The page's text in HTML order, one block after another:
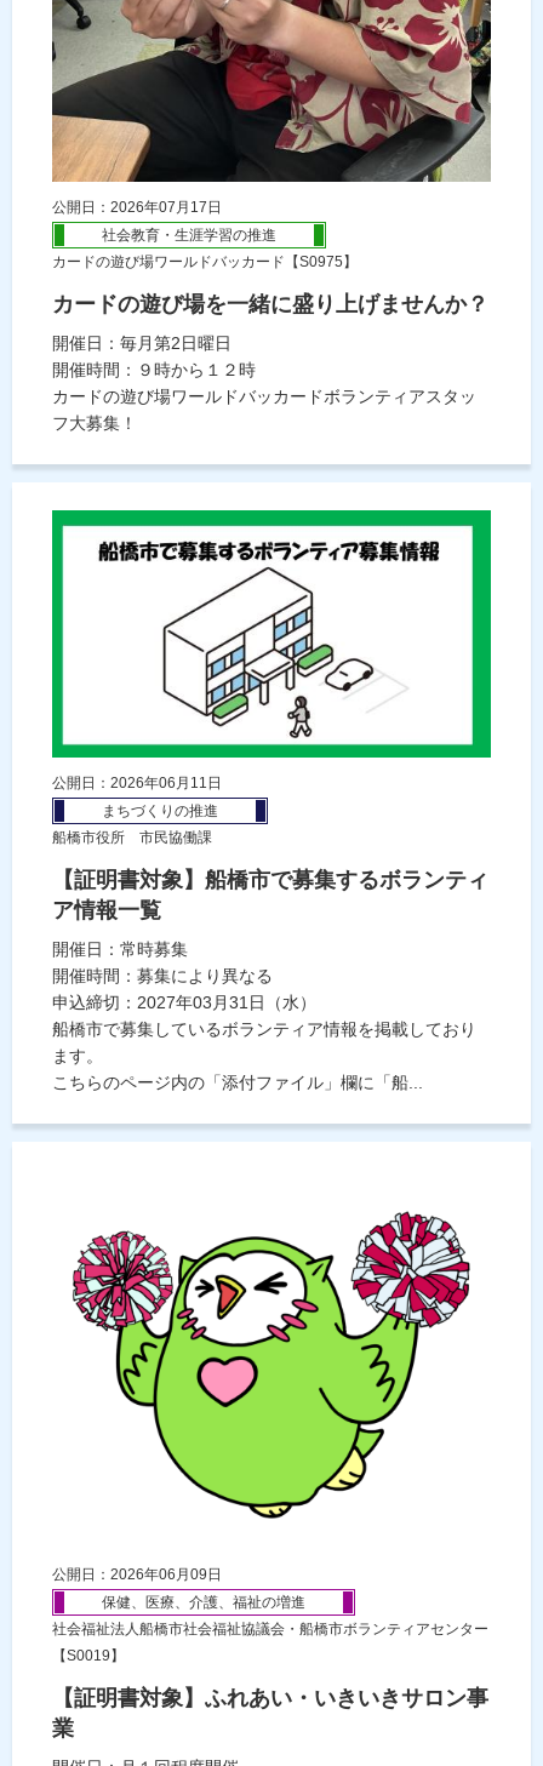
公開日：2026年07月17日
社会教育・生涯学習の推進
カードの遊び場ワールドバッカード【S0975】
カードの遊び場を一緒に盛り上げませんか？
開催日：毎月第2日曜日
開催時間：９時から１２時
カードの遊び場ワールドバッカードボランティアスタッ
フ大募集！
公開日：2026年06月11日
まちづくりの推進
船橋市役所 市民協働課
【証明書対象】船橋市で募集するボランティ
ア情報一覧
開催日：常時募集
開催時間：募集により異なる
申込締切：2027年03月31日（水）
船橋市で募集しているボランティア情報を掲載しており
ます。
こちらのページ内の「添付ファイル」欄に「船...
公開日：2026年06月09日
保健、医療、介護、福祉の増進
社会福祉法人船橋市社会福祉協議会・船橋市ボランティアセンター
【S0019】
【証明書対象】ふれあい・いきいきサロン事
業